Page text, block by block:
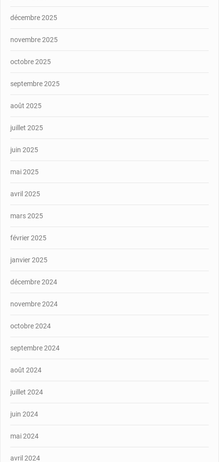
décembre 2025
novembre 2025
octobre 2025
septembre 2025
août 2025
juillet 2025
juin 2025
mai 2025
avril 2025
mars 2025
février 2025
janvier 2025
décembre 2024
novembre 2024
octobre 2024
septembre 2024
août 2024
juillet 2024
juin 2024
mai 2024
avril 2024